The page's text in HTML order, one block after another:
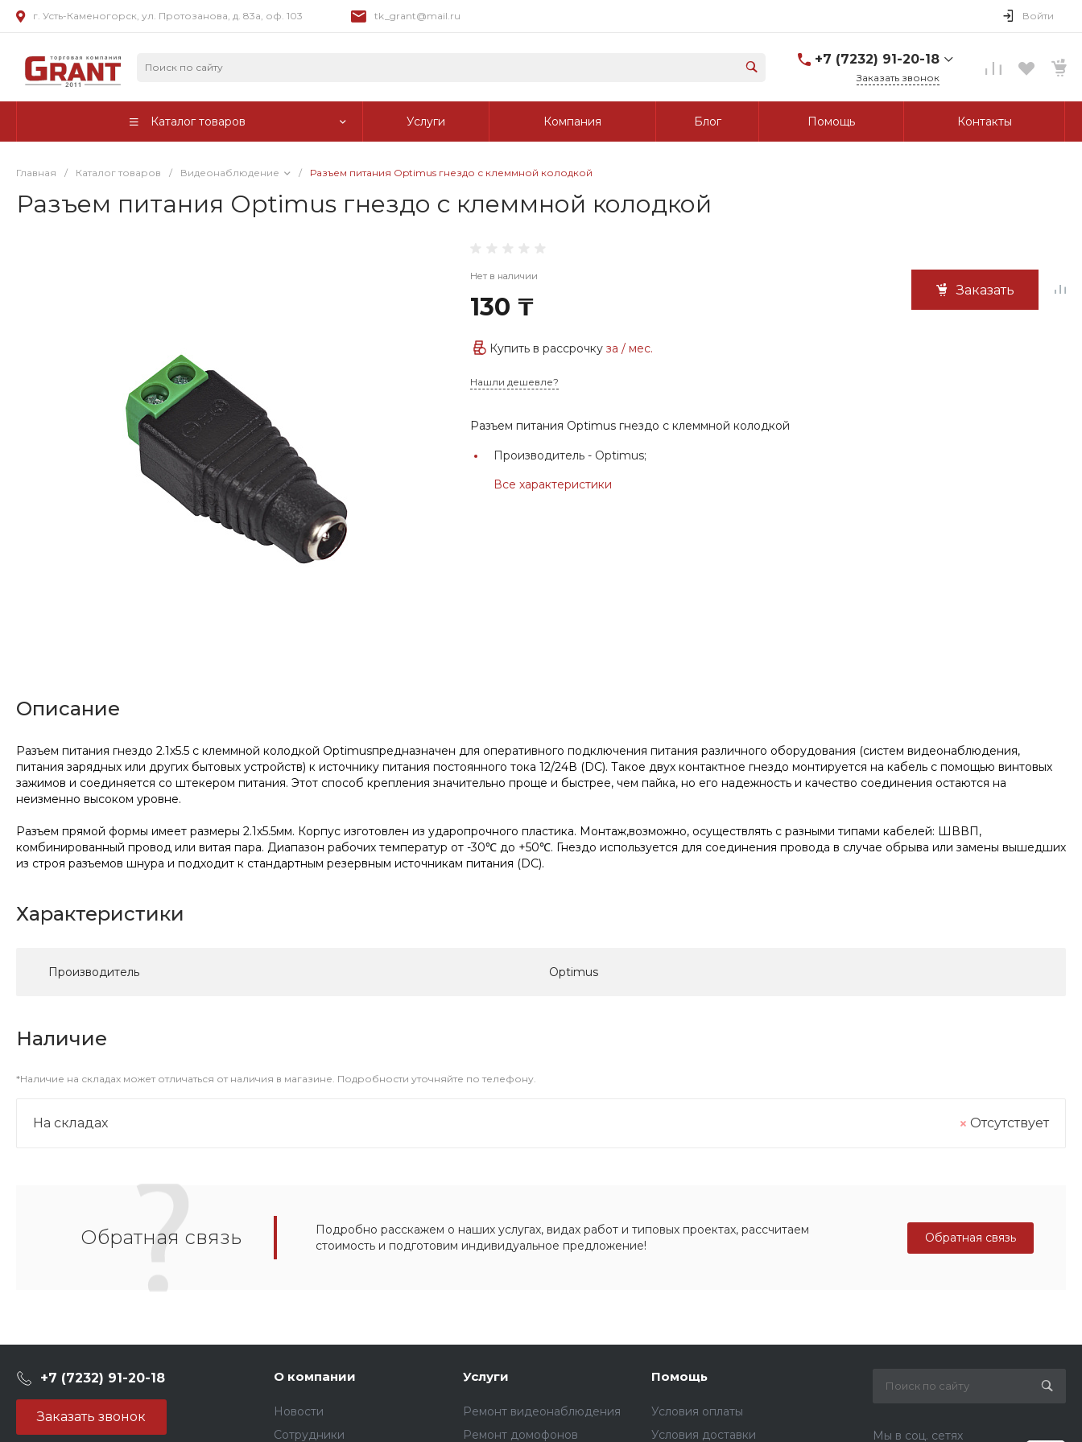
г. Усть-Каменогорск, ул. Протозанова, д. 83а, оф. 103 tk_grant@mail.ru Войти
+7 (7232) 91-20-18
г. Усть-Каменогорск, ул.
Заказать звонок
Каталог товаров Услуги Компания Блог Помощь Контакты
Главная / Каталог товаров / Видеонаблюдение / Разъем питания Optimus гнездо с клеммной колодкой
Разъем питания Optimus гнездо с клеммной колодкой
Нет в наличии
130 ₸
Заказать
Купить в рассрочкуза/ мес.
Нашли дешевле?
Разъем питания Optimus гнездо с клеммной колодкой
Производитель - Optimus;
Все характеристики
Описание
Разъем питания гнездо 2.1х5.5 с клеммной колодкой Optimusпредназначен для оперативного подключения питания различного оборудования (систем видеонаблюдения,
питания зарядных или других бытовых устройств) к источнику питания постоянного тока 12/24В (DC). Такое двух контактное гнездо монтируется на кабель с помощью винтовых
зажимов и соединяется со штекером питания. Этот способ крепления значительно проще и быстрее, чем пайка, но его надежность и качество соединения остаются на
неизменно высоком уровне.
Разъем прямой формы имеет размеры 2.1х5.5мм. Корпус изготовлен из ударопрочного пластика. Монтаж,возможно, осуществлять с разными типами кабелей: ШВВП,
комбинированный провод или витая пара. Диапазон рабочих температур от -30℃ до +50℃. Гнездо используется для соединения провода в случае обрыва или замены вышедших
из строя разъемов шнура и подходит к стандартным резервным источникам питания (DC).
Характеристики
Производитель Optimus
Наличие
*Наличие на складах может отличаться от наличия в магазине. Подробности уточняйте по телефону.
На складах Отсутствует
Обратная связь
Подробно расскажем о наших услугах, видах работ и типовых проектах, рассчитаем
стоимость и подготовим индивидуальное предложение!
Обратная связь
+7 (7232) 91-20-18
Заказать звонок
О компании
Новости
Сотрудники
Услуги
Ремонт видеонаблюдения
Ремонт домофонов
Помощь
Условия оплаты
Условия доставки
Мы в соц. сетях